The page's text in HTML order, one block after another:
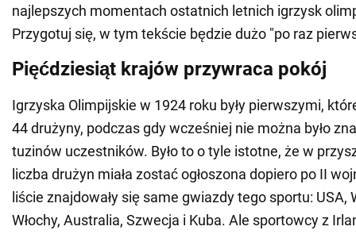
najlepszych momentach ostatnich letnich igrzysk
Przygotuj się, w tym tekście będzie dużo "po raz
Pięćdziesiąt krajów przywraca pokój
Igrzyska Olimpijskie w 1924 roku były pierwszymi,
44 drużyny, podczas gdy wcześniej nie można było
tuzinów uczestników. Było to o tyle istotne, że w
liczba drużyn miała zostać ogłoszona dopiero po II
liście znajdowały się same gwiazdy tego sportu: USA,
Włochy, Australia, Szwecja i Kuba. Ale sportowcy z